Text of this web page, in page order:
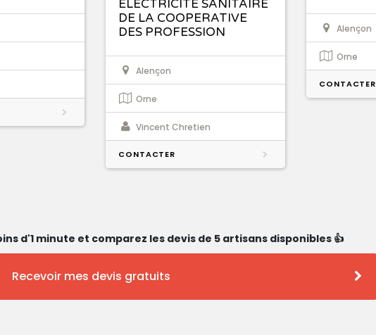
ELECTRICITE SANITAIRE
DE LA COOPERATIVE
DES PROFESSION
Alençon
Orne
Vincent Chretien
CONTACTER
Alençon
Orne
CONTACTER
d'1 minute et comparez les devis de 5 artisans disponibles 👍
Recevoir mes devis gratuits